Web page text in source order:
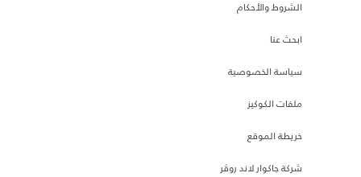
الشروط والأحكام
ابحث عنا
سياسة الخصوصية
ملفات الكوكيز
خريطة الموقع
شركة جاكوار لاند روڤر